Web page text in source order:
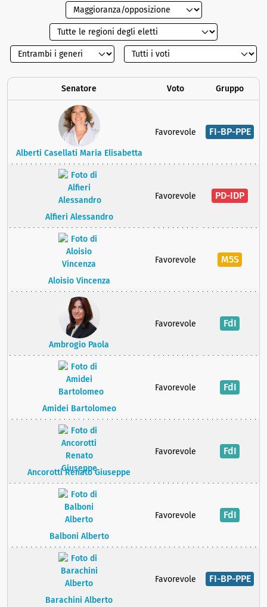
Senatore Voto Gruppo
Alberti Casellati Maria Elisabetta
Favorevole FI-BP-PPE
Alfieri Alessandro
Favorevole PD-IDP
Aloisio Vincenza
Favorevole M5S
Ambrogio Paola
Favorevole FdI
Amidei Bartolomeo
Favorevole FdI
Ancorotti Renato Giuseppe
Favorevole FdI
Balboni Alberto
Favorevole FdI
Barachini Alberto
Favorevole FI-BP-PPE